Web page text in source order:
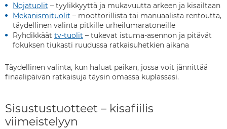
Nojatuolit – tyylikkyyttä ja mukavuutta arkeen ja kisailtaan
Mekanismituolit – moottorillista tai manuaalista rentoutta,
täydellinen valinta pitkille urheilumaratoneille
Ryhdikkäät tv-tuolit – tukevat istuma-asennon ja pitävät
fokuksen tiukasti ruudussa ratkaisuhetkien aikana
Täydellinen valinta, kun haluat paikan, jossa voit jännittää
finaalipäivän ratkaisuja täysin omassa kuplassasi.
Sisustustuotteet – kisafiilis
viimeistelyyn